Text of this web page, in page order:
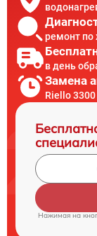
ремонт
в день
Замена
Riello
Нажимая на